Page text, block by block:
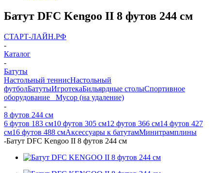
Батут DFC Kengoo II 8 футов 244 см
СТАРТ-ЛАЙН.РФ
-
Каталог
-
Батуты
Настольный теннисНастольный
футболБатутыИгротекаБильярдные столыСпортивное
оборудование _ Мусор (на удаление)
-
8 футов 244 см
6 футов 183 см10 футов 305 см12 футов 366 см14 футов 427
см16 футов 488 смАксессуары к батутамМинитрамплины
-Батут DFC Kengoo II 8 футов 244 см